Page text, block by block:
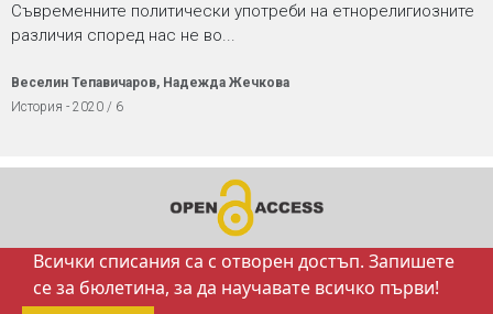
Съвременните политически употреби на етнорелигиозните
различия според нас не во...
Веселин Тепавичаров, Надежда Жечкова
История - 2020 / 6
Всички списания са с отворен достъп. Запишете
се за бюлетина, за да научавате всичко първи!